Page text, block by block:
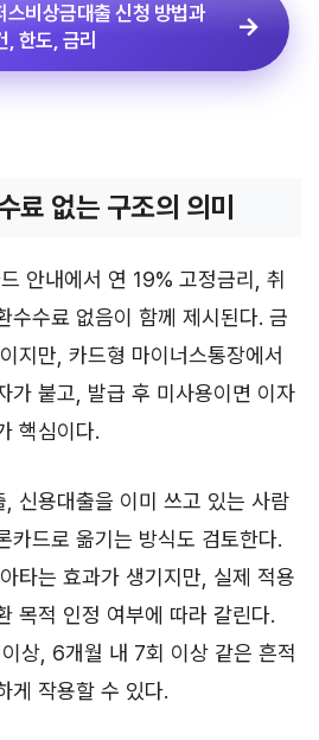
스비상금대출 신청 방법과
, 한도, 금리
료 없는 구조의 의미
안내에서 연 19% 고정금리, 취
수수료 없음이 함께 제시된다. 금
지만, 카드형 마이너스통장에서
가 붙고, 발급 후 미사용이면 이자
핵심이다.
신용대출을 이미 쓰고 있는 사람
카드로 옮기는 방식도 검토한다.
타는 효과가 생기지만, 실제 적용
목적 인정 여부에 따라 갈린다.
상, 6개월 내 7회 이상 같은 흔적
게 작용할 수 있다.